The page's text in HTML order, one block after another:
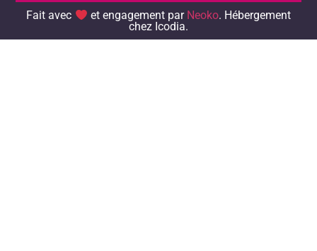
Fait avec et engagement par Neoko. Hébergement
chez Icodia.